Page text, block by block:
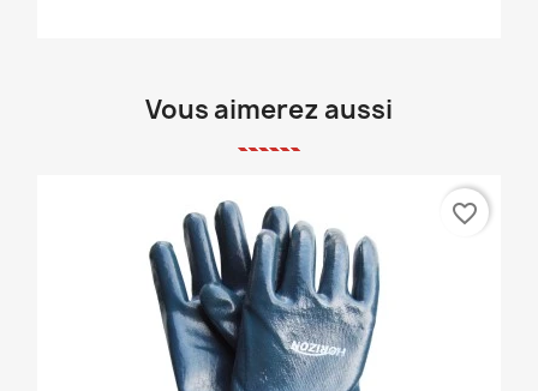
Vous aimerez aussi
favorite_border